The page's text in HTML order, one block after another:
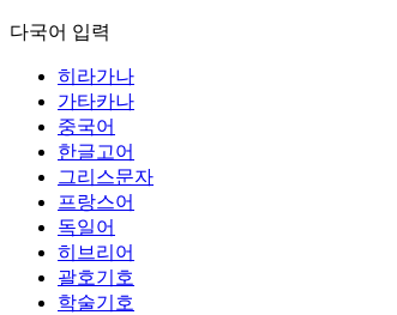
다국어 입력
히라가나
가타카나
중국어
한글고어
그리스문자
프랑스어
독일어
히브리어
괄호기호
학술기호